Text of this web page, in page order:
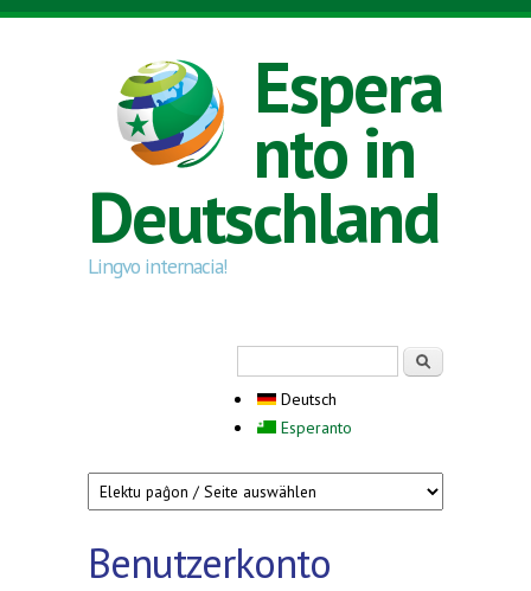
Direkt zum Inhalt
Espera
nto in
Deutschland
Lingvo internacia!
Deutsch
Esperanto
Benutzerkonto